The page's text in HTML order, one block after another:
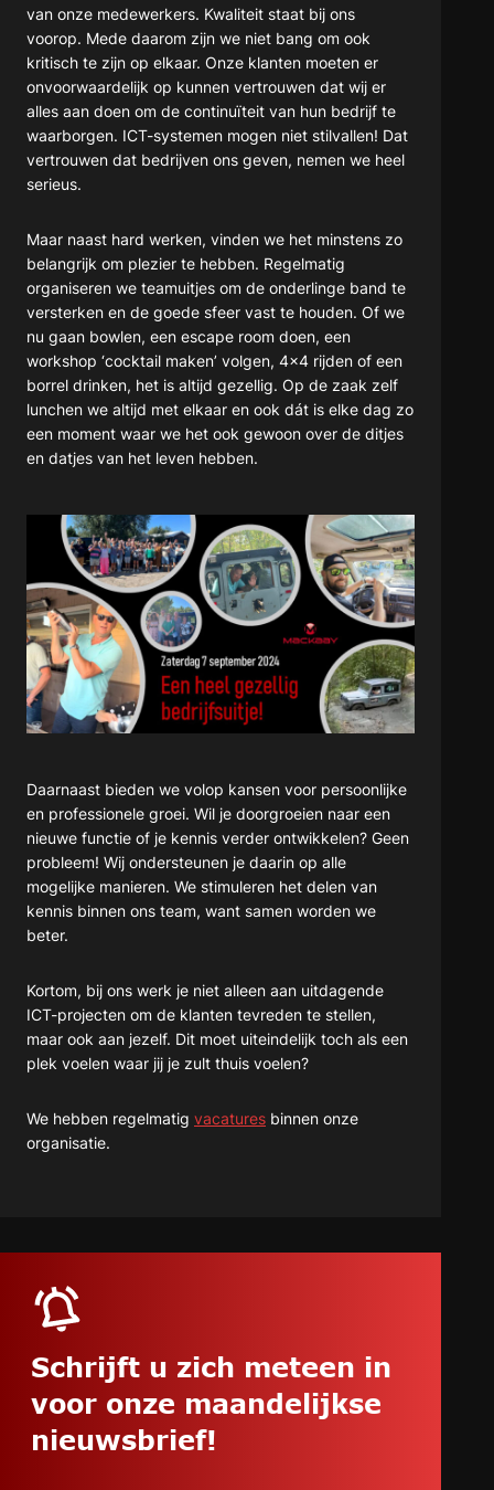
van onze medewerkers. Kwaliteit staat bij ons
voorop. Mede daarom zijn we niet bang om ook
kritisch te zijn op elkaar. Onze klanten moeten er
onvoorwaardelijk op kunnen vertrouwen dat wij er
alles aan doen om de continuïteit van hun bedrijf te
waarborgen. ICT-systemen mogen niet stilvallen! Dat
vertrouwen dat bedrijven ons geven, nemen we heel
serieus.
Maar naast hard werken, vinden we het minstens zo
belangrijk om plezier te hebben. Regelmatig
organiseren we teamuitjes om de onderlinge band te
versterken en de goede sfeer vast te houden. Of we
nu gaan bowlen, een escape room doen, een
workshop ‘cocktail maken’ volgen, 4×4 rijden of een
borrel drinken, het is altijd gezellig. Op de zaak zelf
lunchen we altijd met elkaar en ook dát is elke dag zo
een moment waar we het ook gewoon over de ditjes
en datjes van het leven hebben.
Daarnaast bieden we volop kansen voor persoonlijke
en professionele groei. Wil je doorgroeien naar een
nieuwe functie of je kennis verder ontwikkelen? Geen
probleem! Wij ondersteunen je daarin op alle
mogelijke manieren. We stimuleren het delen van
kennis binnen ons team, want samen worden we
beter.
Kortom, bij ons werk je niet alleen aan uitdagende
ICT-projecten om de klanten tevreden te stellen,
maar ook aan jezelf. Dit moet uiteindelijk toch als een
plek voelen waar jij je zult thuis voelen?
We hebben regelmatig vacatures binnen onze
organisatie.
Schrijft u zich meteen in
voor onze maandelijkse
nieuwsbrief!